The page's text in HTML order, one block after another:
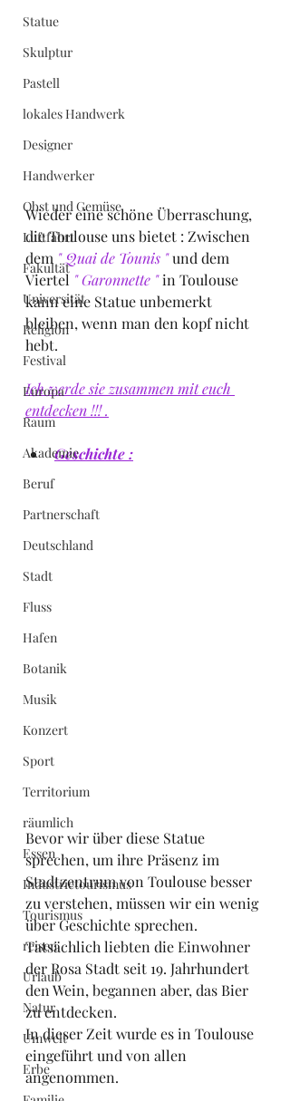
Statue
Skulptur
Pastell
lokales Handwerk
Designer
Handwerker
Obst und Gemüse
Luftfahrt
Fakultät
Universität
Religion
Festival
Europa
Raum
Akademie
Beruf
Partnerschaft
Deutschland
Stadt
Fluss
Hafen
Botanik
Musik
Konzert
Sport
Territorium
räumlich
Essen
Industrietourismus
Tourismus
reisen
Urlaub
Natur
Umwelt
Erbe
Wieder eine schöne Überraschung,
die Toulouse uns bietet : Zwischen
dem " Quai de Tounis " und dem
Viertel " Garonnette " in Toulouse
kann eine Statue unbemerkt
bleiben, wenn man den kopf nicht
hebt.
Ich werde sie zusammen mit euch
entdecken !!! .
Geschichte :
Bevor wir über diese Statue
sprechen, um ihre Präsenz im
Stadtzentrum von Toulouse besser
zu verstehen, müssen wir ein wenig
über Geschichte sprechen.
Tatsächlich liebten die Einwohner
der Rosa Stadt seit 19. Jahrhundert
den Wein, begannen aber, das Bier
zu entdecken.
In dieser Zeit wurde es in Toulouse
eingeführt und von allen
angenommen.